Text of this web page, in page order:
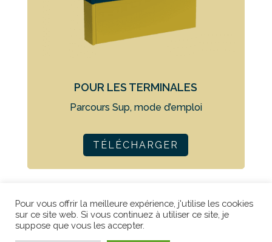
POUR LES TERMINALES
Parcours Sup, mode d’emploi
TÉLÉCHARGER
Copyright © Corine Holroyd | 2021-2026
Pour vous offrir la meilleure expérience, j'utilise les cookies
sur ce site web. Si vous continuez à utiliser ce site, je
suppose que vous les accepter.